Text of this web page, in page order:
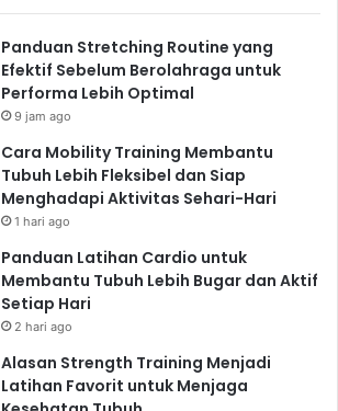
Panduan Stretching Routine yang
Efektif Sebelum Berolahraga untuk
Performa Lebih Optimal
9 jam ago
Cara Mobility Training Membantu
Tubuh Lebih Fleksibel dan Siap
Menghadapi Aktivitas Sehari-Hari
1 hari ago
Panduan Latihan Cardio untuk
Membantu Tubuh Lebih Bugar dan Aktif
Setiap Hari
2 hari ago
Alasan Strength Training Menjadi
Latihan Favorit untuk Menjaga